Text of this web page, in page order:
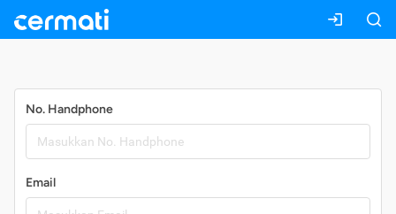
No. Handphone
Email